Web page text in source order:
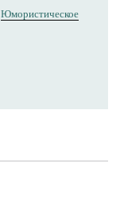
Юмористическое